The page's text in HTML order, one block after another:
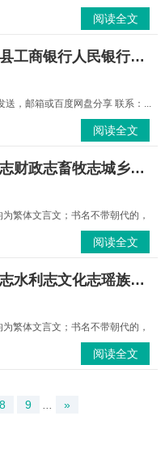
阅读全文
银行志资料荟萃：全国各省市县工商银行人民银行建设银行农业银行志书目及PDF电子版下载
送，邮箱或百度网盘分享 联系：...
阅读全文
青阳县志：青阳文史资料烟草志财政志畜牧志城乡建设志政协志地名录等青阳县地方志PDF电子版下载
繁体文言文；书名不带朝代的，
阅读全文
龙门县志：龙门文史资料文物志水利志文化志瑶族调查民间草药等龙门县地方志PDF电子版下载
繁体文言文；书名不带朝代的，
阅读全文
8 9 »